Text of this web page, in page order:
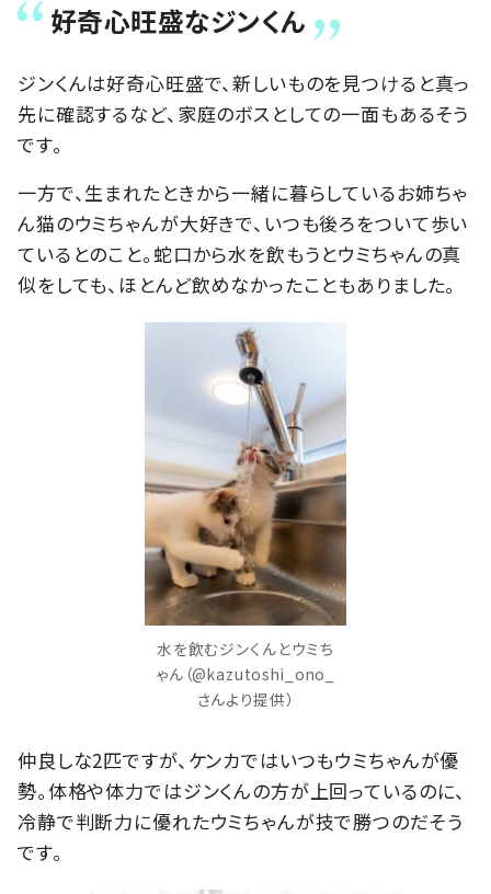
好奇心旺盛なジンくん
ジンくんは好奇心旺盛で、新しいものを見つけると真っ
先に確認するなど、家庭のボスとしての一面もあるそう
です。
一方で、生まれたときから一緒に暮らしているお姉ちゃ
ん猫のウミちゃんが大好きで、いつも後ろをついて歩い
ているとのこと。蛇口から水を飲もうとウミちゃんの真
似をしても、ほとんど飲めなかったこともありました。
水を飲むジンくんとウミち
ゃん（@kazutoshi_ono_
さんより提供）
仲良しな2匹ですが、ケンカではいつもウミちゃんが優
勢。体格や体力ではジンくんの方が上回っているのに、
冷静で判断力に優れたウミちゃんが技で勝つのだそう
です。